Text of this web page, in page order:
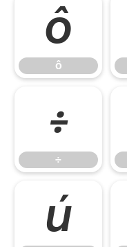
ô
ô
÷
÷
ú